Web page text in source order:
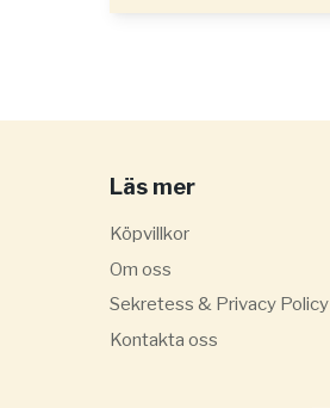
Läs mer
Köpvillkor
Om oss
Sekretess & Privacy Policy
Kontakta oss